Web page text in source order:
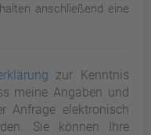
anschließend eine
zur Kenntnis
meine Angaben und
Anfrage elektronisch
Sie können Ihre